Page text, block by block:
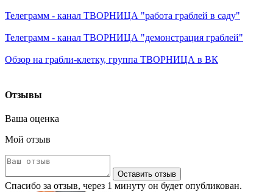
Телеграмм - канал ТВОРНИЦА "работа граблей в саду"
Телеграмм - канал ТВОРНИЦА "демонстрация граблей"
Обзор на грабли-клетку, группа ТВОРНИЦА в ВК
Отзывы
Ваша оценка
Мой отзыв
Оставить отзыв
Спасибо за отзыв, через 1 минуту он будет опубликован.